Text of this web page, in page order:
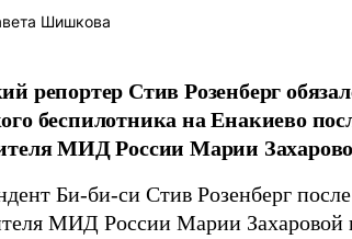
Шишкова
репортер Стив Розенберг
беспилотника на Енакиево
МИД России Марии
Би-би-си Стив Розенберг
МИД России Марии Захаровой